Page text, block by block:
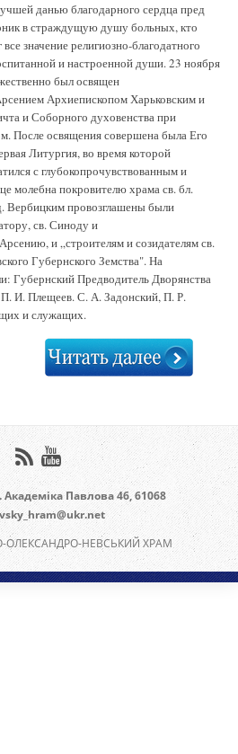
данью благодарного сердца пред
в страждущую душу больных, кто
значение религиозно-благодатного
и настроенной души. 23 ноября
был освящен
Архиепископом Харьковским и
и Соборного духовенства при
После освящения совершена была Его
Литургия, во время которой
с глубокопрочувствованным и
молебна покровителю храма св. бл.
Вербицким провозглашены были
св. Синоду и
и „строителям и созидателям св.
Губернского Земства". На
Губернский Предводитель Дворянства
И. Плещеев. С. А. Задонский, П. Р.
и служащих.
Павлова 46, 61068
ОЛЕКСАНДРО-НЕВСЬКИЙ ХРАМ